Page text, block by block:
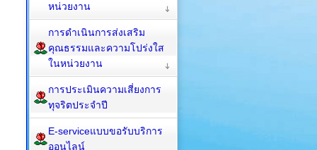
หน่วยงาน
การดำเนินการส่งเสริม
คุณธรรมและความโปร่งใส
ในหน่วยงาน
การประเมินความเสี่ยงการ
ทุจริตประจำปี
E-serviceแบบขอรับบริการ
ออนไลน์